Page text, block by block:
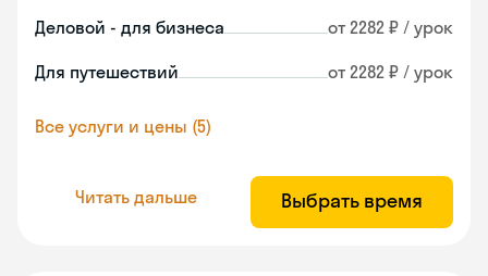
Деловой - для бизнеса от 2282 ₽ / урок
Для путешествий от 2282 ₽ / урок
Все услуги и цены (5)
Читать дальше Выбрать время